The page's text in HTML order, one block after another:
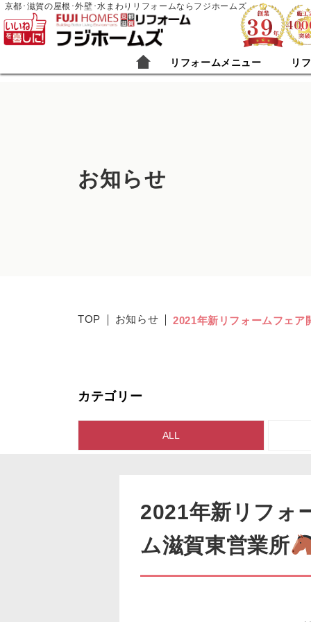
京都･滋賀の屋根･外壁･水まわりリフォームならフジホームズ
リフォームメニュー リ
お知らせ
TOP お知らせ 2021年新リフォームフェア
カテゴリー
ALL
2021年新リフォ
ム滋賀東営業所